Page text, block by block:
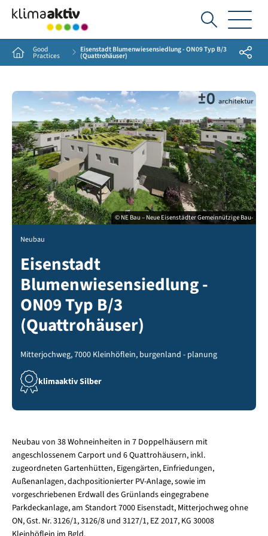
Ich
suche...
Home Good
Practices
Eisenstadt Blumenwiesensiedlung - ON09 Typ B/3
(Quattrohäuser) Share
© NE Bau – Neue Eisenstädter Gemeinnützige Bau-
Neubau
Eisenstadt
Blumenwiesensiedlung -
ON09 Typ B/3
(Quattrohäuser)
Mitterjochweg, 7000 Kleinhöflein, burgenland - planung
klimaaktiv Silber
Neubau von 38 Wohneinheiten in 7 Doppelhäusern mit
angeschlossenem Carport und 6 Quattrohäusern, inkl.
zugeordneten Gartenhütten, Eigengärten, Einfriedungen,
Außenanlagen, dachpositionierter PV-Anlage, sowie im
vorgeschriebenen Erdwall des Grünlands eingegrabene
Parkdeckanlage, am Standort 7000 Eisenstadt, Mitterjochweg ohne
ON, Gst. Nr. 3126/1, 3126/8 und 3127/1, EZ 2017, KG 30008